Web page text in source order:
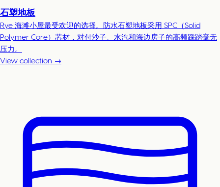
石塑地板
Rye 海滩小屋最受欢迎的选择。防水石塑地板采用 SPC（Solid
Polymer Core）芯材，对付沙子、水汽和海边房子的高频踩踏毫无
压力。
View collection →